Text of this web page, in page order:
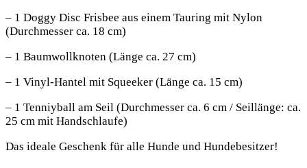
– 1 Doggy Disc Frisbee aus einem Tauring mit Nylon
(Durchmesser ca. 18 cm)
– 1 Baumwollknoten (Länge ca. 27 cm)
– 1 Vinyl-Hantel mit Squeeker (Länge ca. 15 cm)
– 1 Tenniyball am Seil (Durchmesser ca. 6 cm / Seillänge: ca.
25 cm mit Handschlaufe)
Das ideale Geschenk für alle Hunde und Hundebesitzer!